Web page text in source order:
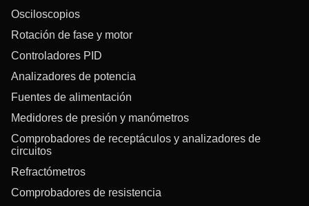
Osciloscopios
Rotación de fase y motor
Controladores PID
Analizadores de potencia
Fuentes de alimentación
Medidores de presión y manómetros
Comprobadores de receptáculos y analizadores de
circuitos
Refractómetros
Comprobadores de resistencia